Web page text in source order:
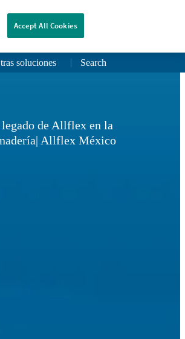
soluciones
de Allflex en la
Allflex México
Accept All Cookies